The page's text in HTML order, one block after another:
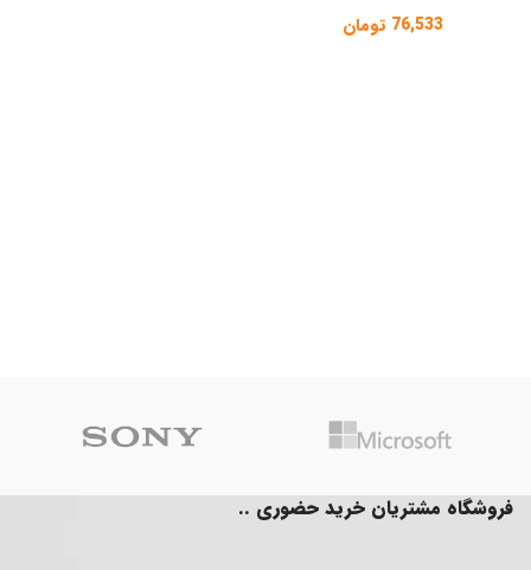
76,533 تومان
فروشگاه مشتریان خرید حضوری ..